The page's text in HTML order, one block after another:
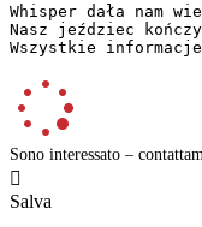
Whisper dała nam
Nasz jeździec
Wszystkie
Sono interessato –

Salva